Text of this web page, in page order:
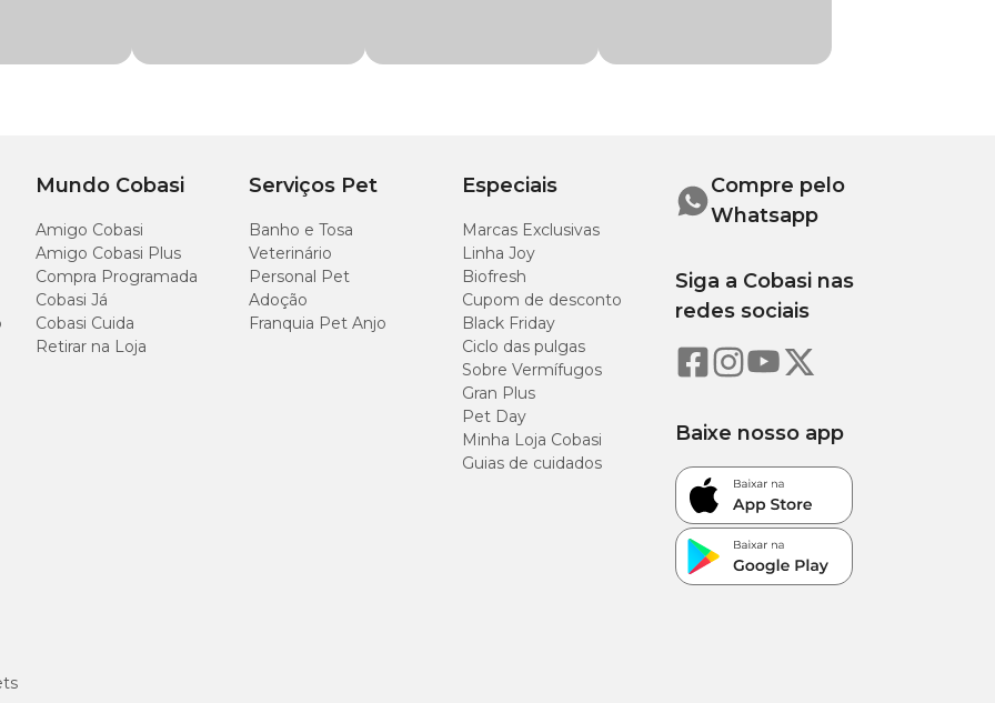
Mundo Cobasi
Amigo Cobasi
Amigo Cobasi Plus
Compra Programada
Cobasi Já
Cobasi Cuida
Retirar na Loja
Serviços Pet
Banho e Tosa
Veterinário
Personal Pet
Adoção
Franquia Pet Anjo
Especiais
Marcas Exclusivas
Linha Joy
Biofresh
Cupom de desconto
Black Friday
Ciclo das pulgas
Sobre Vermífugos
Gran Plus
Pet Day
Minha Loja Cobasi
Guias de cuidados
Compre pelo
Whatsapp
Siga a Cobasi nas
redes sociais
Baixe nosso app